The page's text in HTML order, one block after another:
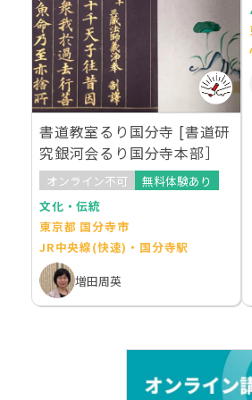
書道教室るり国分寺 [書道研
究銀河会るり国分寺本部］
オンライン不可
無料体験あり
文化・伝統
東京都 国分寺市
JR中央線(快速)・国分寺駅
増田周英